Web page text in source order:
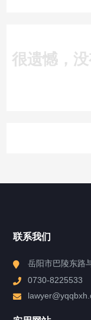
很遗憾，
高端民商事诉讼服务
法律顾问服务项目
境外债发行和运营
基金债发行和运营
联系我们
岳阳市巴陵东路
0730-8225533